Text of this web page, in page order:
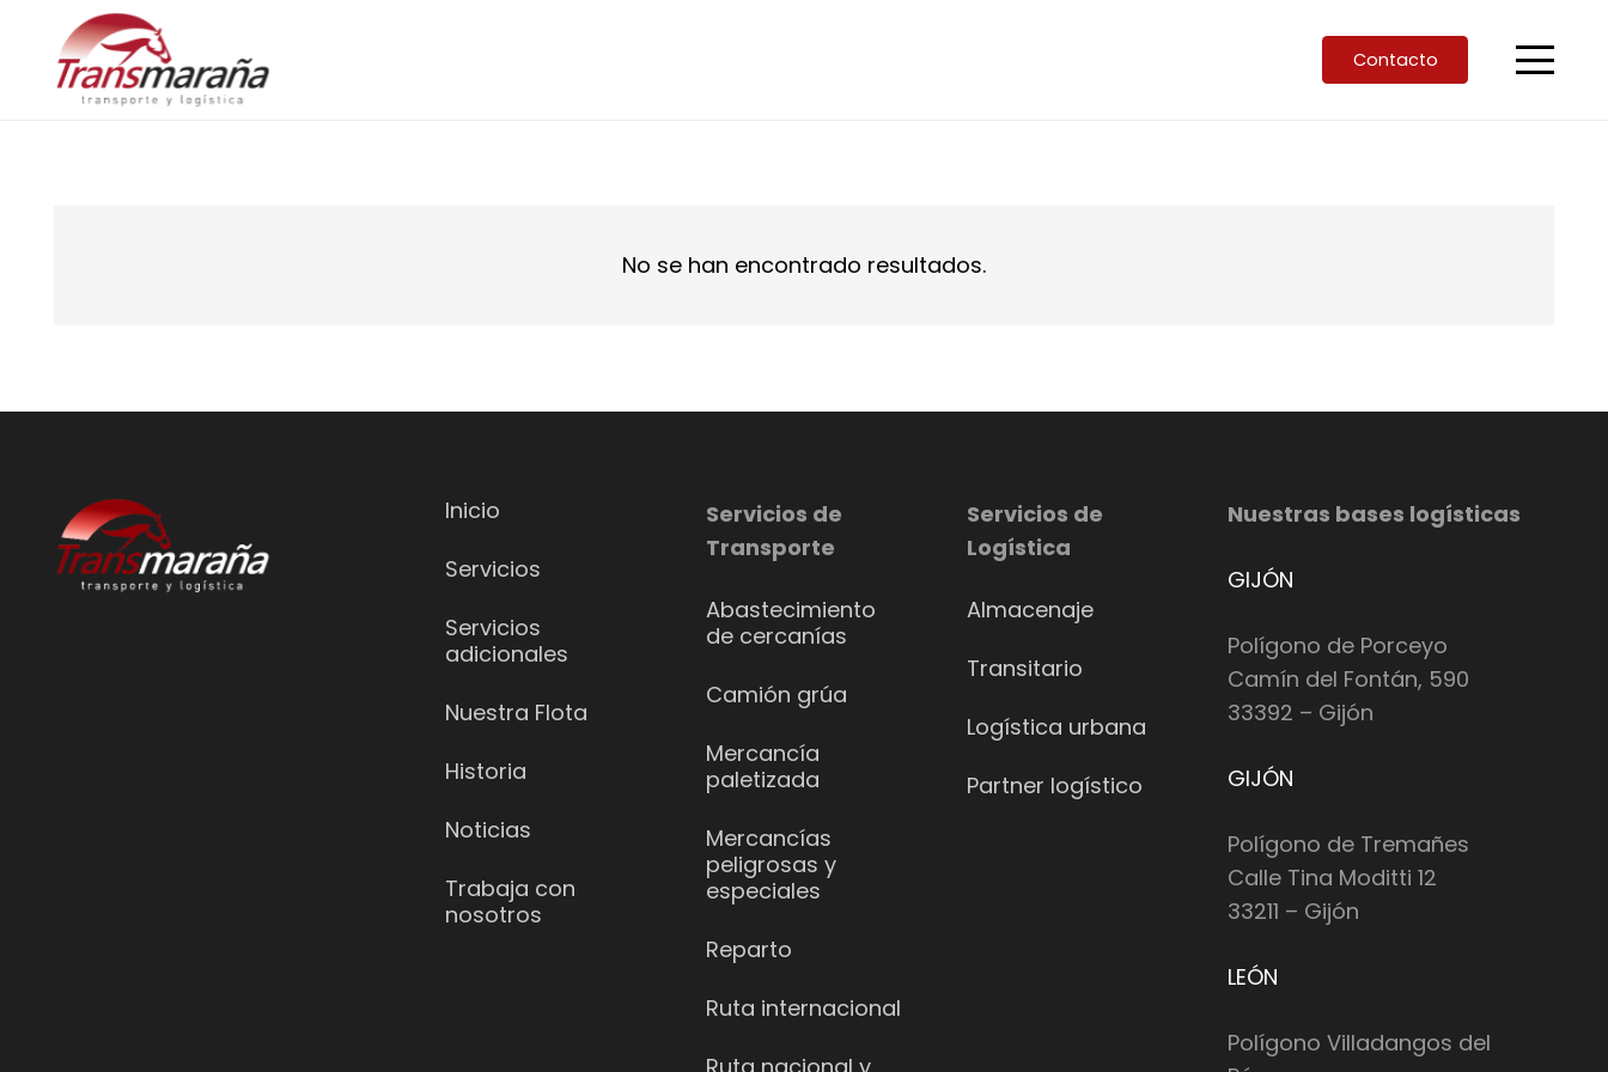
Contacto
No se han encontrado resultados.
Inicio
Servicios
Servicios
adicionales
Nuestra Flota
Historia
Noticias
Trabaja con
nosotros
Servicios de
Transporte
Abastecimiento
de cercanías
Camión grúa
Mercancía
paletizada
Mercancías
peligrosas y
especiales
Reparto
Ruta internacional
Servicios de
Logística
Almacenaje
Transitario
Logística urbana
Partner logístico
Nuestras bases logísticas
GIJÓN
Polígono de Porceyo
Camín del Fontán, 590
33392 – Gijón
GIJÓN
Polígono de Tremañes
Calle Tina Moditti 12
33211 – Gijón
LEÓN
Polígono Villadangos del